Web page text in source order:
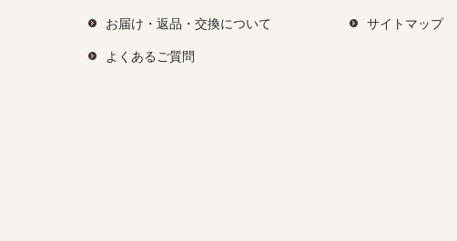
お届け・返品・交換について
よくあるご質問
サイトマップ